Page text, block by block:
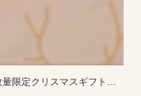
限定クリスマスギフトのご案内🎄】